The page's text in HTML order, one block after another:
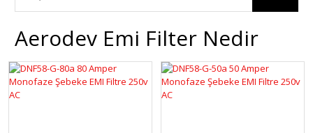
Aerodev Emi Filter Nedir